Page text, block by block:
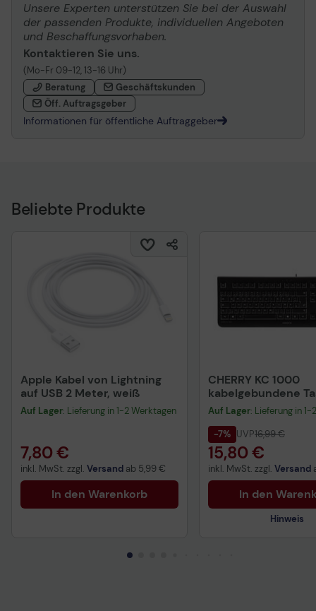
Unsere Experten unterstützen Sie bei der Auswahl
der passenden Produkte, individuellen Angeboten
und Beschaffungsvorhaben.
Kontaktieren Sie uns.
(Mo-Fr 09-12, 13-16 Uhr)
Beratung
Geschäftskunden
Öff. Auftragsgeber
Informationen für öffentliche Auftraggeber
Beliebte Produkte
Apple Kabel von Lightning
auf USB 2 Meter, weiß
Auf Lager: Lieferung in 1-2 Werktagen
7,80 €
inkl. MwSt. zzgl. Versand ab 5,99 €
In den Warenkorb
CHERRY KC 1000
kabelgebundene
QWERTZ DE -
Auf Lager: Lieferung in
-7% UVP16,99 €
15,80 €
inkl. MwSt. zzgl. Versand
In den
Hinweis